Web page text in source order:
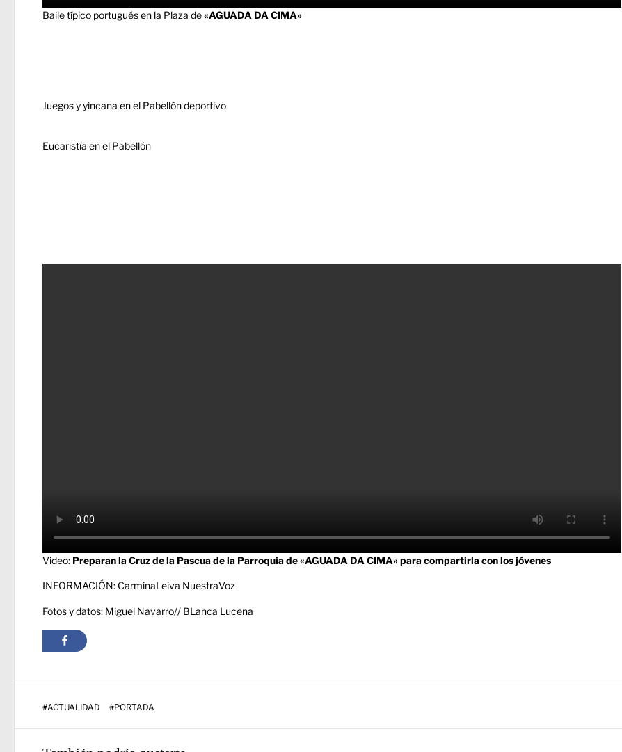
Baile típico portugués en la Plaza de«AGUADA DA CIMA»
Juegos y yincana en el Pabellón deportivo
Eucaristía en el Pabellón
Video: Preparan la Cruz de la Pascua de la Parroquia de «AGUADA DA CIMA» para compartirla con los jóvenes
INFORMACIÓN: CarminaLeiva NuestraVoz
Fotos y datos: Miguel Navarro// BLanca Lucena
#ACTUALIDAD #PORTADA